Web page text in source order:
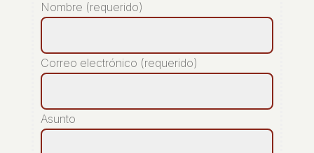
Nombre (requerido)
Correo electrónico (requerido)
Asunto